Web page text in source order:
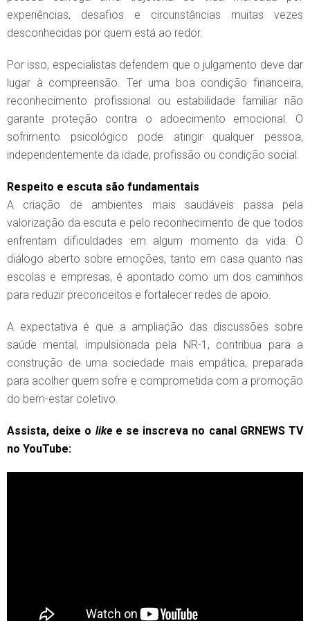
experiências, desafios e circunstâncias muitas vezes
desconhecidas por quem está ao redor.
Por isso, especialistas defendem que o julgamento deve dar
lugar à compreensão. Ter uma boa condição financeira,
reconhecimento profissional ou estabilidade familiar não
garante proteção contra o adoecimento emocional. O
sofrimento psicológico pode atingir qualquer pessoa,
independentemente da idade, profissão ou condição social.
Respeito e escuta são fundamentais
A criação de ambientes mais saudáveis passa pela
valorização da escuta e pelo reconhecimento de que todos
enfrentam dificuldades em algum momento da vida. O
diálogo aberto sobre emoções, tanto em casa quanto nas
escolas e empresas, é apontado como um dos caminhos
para reduzir preconceitos e fortalecer redes de apoio.
A expectativa é que a ampliação das discussões sobre
saúde mental, impulsionada pela NR-1, contribua para a
construção de uma sociedade mais empática, preparada
para acolher quem sofre e comprometida com a promoção
do bem-estar coletivo.
Assista, deixe o likee se inscreva no canal GRNEWS TV
no YouTube: